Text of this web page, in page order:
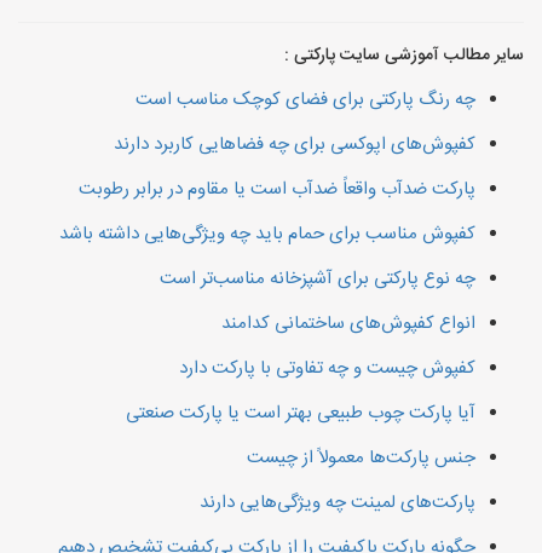
سایر مطالب آموزشی سایت پارکتی :
چه رنگ پارکتی برای فضای کوچک مناسب است
کفپوش‌های اپوکسی برای چه فضاهایی کاربرد دارند
پارکت ضدآب واقعاً ضدآب است یا مقاوم در برابر رطوبت
کفپوش مناسب برای حمام باید چه ویژگی‌هایی داشته باشد
چه نوع پارکتی برای آشپزخانه مناسب‌تر است
انواع کفپوش‌های ساختمانی کدامند
کفپوش چیست و چه تفاوتی با پارکت دارد
آیا پارکت چوب طبیعی بهتر است یا پارکت صنعتی
جنس پارکت‌ها معمولاً از چیست
پارکت‌های لمینت چه ویژگی‌هایی دارند